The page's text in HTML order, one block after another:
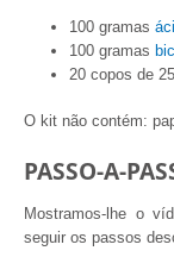
100 gramas
100 gramas
20 copos de
O kit não contém:
PASSO-A-
Mostramos-lhe o
seguir os passos